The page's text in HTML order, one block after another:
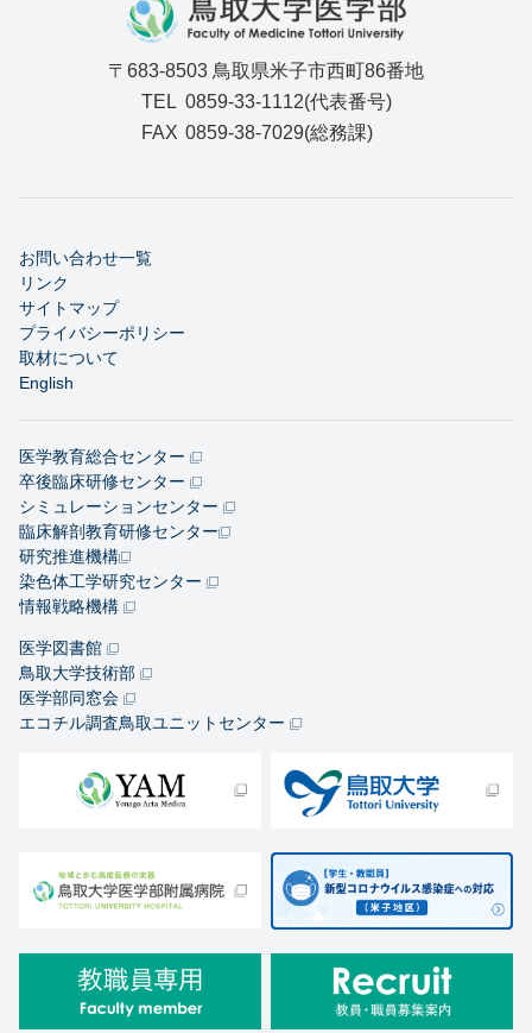
〒683-8503 鳥取県米子市西町86番地
TEL 0859-33-1112(代表番号)
FAX 0859-38-7029(総務課)
お問い合わせ一覧
リンク
サイトマップ
プライバシーポリシー
取材について
English
医学教育総合センター
卒後臨床研修センター
シミュレーションセンター
臨床解剖教育研修センター
研究推進機構
染色体工学研究センター
情報戦略機構
医学図書館
鳥取大学技術部
医学部同窓会
エコチル調査鳥取ユニットセンター